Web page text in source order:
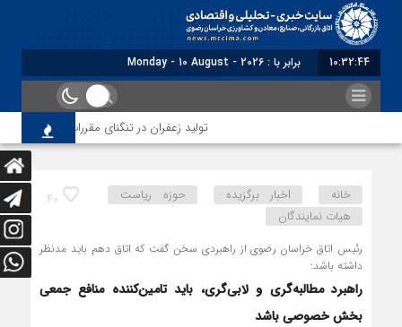
10:32:45 برابر با : Monday - 10 August - 2026
تولید زعفران در تنگنای مقررات ارزی و افزایش
40 خانه اخبار برگزیده
حوزه ریاست
هیات نمایندگان
رئیس اتاق خراسان رضوی از راهبردی سخن گفت که اتاق دهم باید مدنظر
داشته باشد:
راهبرد مطالبه‌گری و لابی‌گری، باید تامین‌کننده منافع جمعی
بخش خصوصی باشد